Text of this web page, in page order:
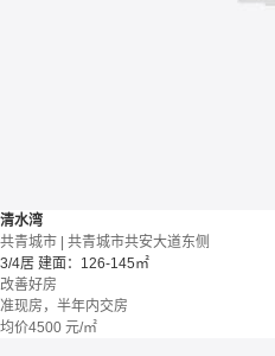
清水湾
共青城市 | 共青城市共安大道东侧
3/4居 建面：126-145㎡
改善好房
准现房，半年内交房
均价4500 元/㎡